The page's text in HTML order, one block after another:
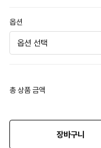
옵션
총 상품 금액
장바구니